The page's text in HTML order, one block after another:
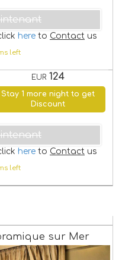
here to Contact us
left
EUR124
Stay 1 more night to get
Discount
here to Contact us
left
sur Mer